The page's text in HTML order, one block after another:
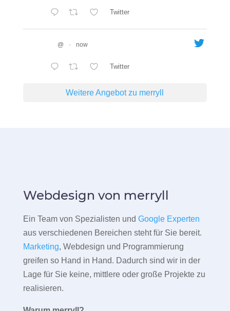
Twitter
@ · now
Twitter
Weitere Angebot zu merryll
Webdesign von merryll
Ein Team von Spezialisten und Google Experten
aus verschiedenen Bereichen steht für Sie bereit.
Marketing, Webdesign und Programmierung
greifen so Hand in Hand. Dadurch sind wir in der
Lage für Sie keine, mittlere oder große Projekte zu
realisieren.